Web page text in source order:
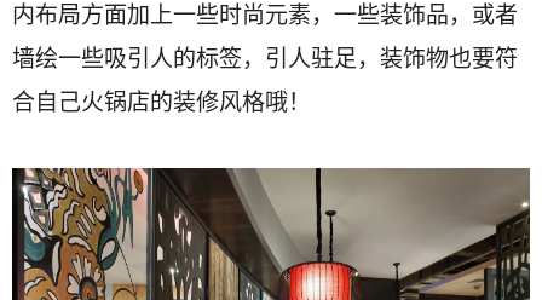
内布局方面加上一些时尚元素，一些装饰品，或者
墙绘一些吸引人的标签，引人驻足，装饰物也要符
合自己火锅店的装修风格哦！